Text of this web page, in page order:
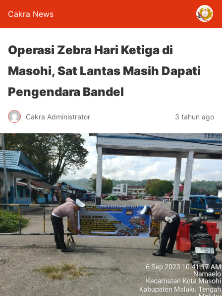
Cakra News
Operasi Zebra Hari Ketiga di
Masohi, Sat Lantas Masih Dapati
Pengendara Bandel
Cakra Administrator 3 tahun ago